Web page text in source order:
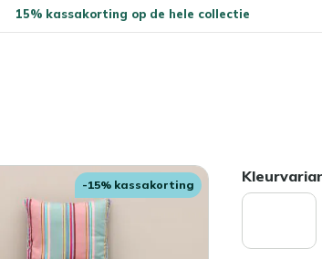
15% kassakorting op de hele collectie
-15% kassakorting